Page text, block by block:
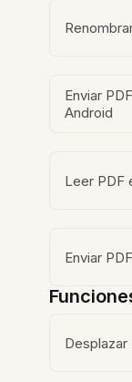
Enviar
Android
Leer PDF
Enviar
Desplazar